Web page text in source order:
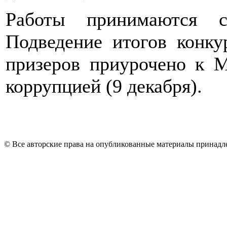
Работы принимаются
Подведение итогов
призеров приурочено к
коррупцией (9 декабря).
© Все авторские права на опубликованные материалы